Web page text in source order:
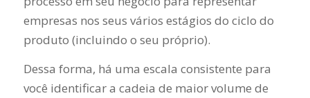
empresas nos seus vários estágios do ciclo do
produto (incluindo o seu próprio).
Dessa forma, há uma escala consistente para
você identificar a cadeia de maior volume de